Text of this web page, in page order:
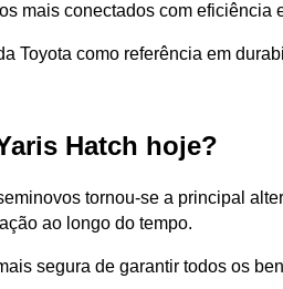
mais conectados com
Toyota como referência em
Hatch hoje?
tornou-se a principal
ao longo do tempo.
segura de garantir todos os